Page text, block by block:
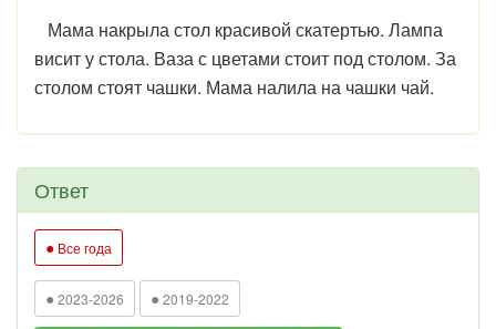
Мама накрыла стол красивой скатертью. Лампа
висит у стола. Ваза с цветами стоит под столом. За
столом стоят чашки. Мама налила на чашки чай.
Ответ
● Все года
● 2023-2026 ● 2019-2022